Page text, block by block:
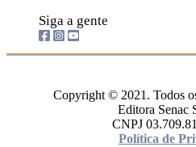
Siga a gente
Copyright © 2021. Todos
Editora Senac
CNPJ
Política de